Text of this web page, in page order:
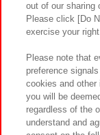
プライバシーポリ
お取引先
カスタマーハラスメ
out of our sharing
Please click [Do
exercise your
Please note that
preference
cookies and other
you will be
regardless of the
understand and